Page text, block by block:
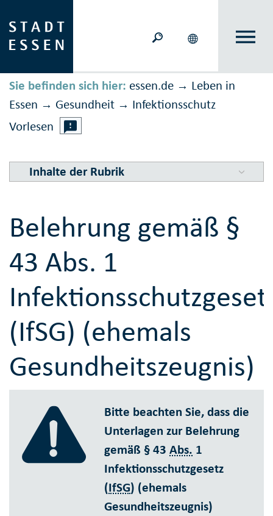
Sie befinden sich hier: essen.de → Leben in
Essen → Gesundheit → Infektions­schutz
Vorlesen
Inhalte der Rubrik
Belehrung gemäß §
43 Abs. 1
(IfSG) (ehemals
Gesundheitszeugnis)
Bitte beachten Sie, dass die
Unterlagen zur Belehrung
gemäß § 43Abs. 1
Infektionsschutzgesetz
(IfSG) (ehemals
Gesundheitszeugnis)